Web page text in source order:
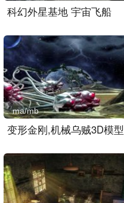
科幻外星基地 宇宙飞船
变形金刚,机械乌贼3D模型
ma/mb